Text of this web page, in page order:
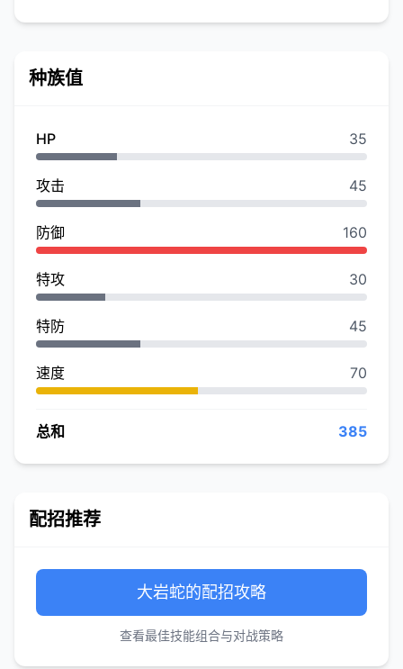
种族值
HP 35
攻击 45
防御 160
特攻 30
特防 45
速度 70
总和 385
配招推荐
大岩蛇的配招攻略
查看最佳技能组合与对战策略